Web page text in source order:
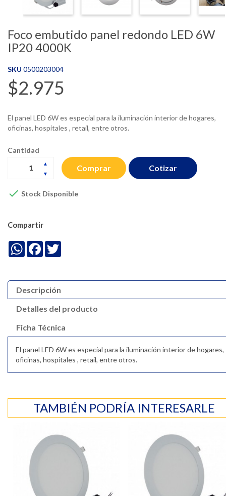
Foco embutido panel redondo LED 6W
IP20 4000K
SKU 0500203004
$2.975
El panel LED 6W es especial para la iluminación interior de hogares,
oficinas, hospitales , retail, entre otros.
Cantidad
Comprar
 Stock Disponible
Cotizar
Compartir
WhatsApp
Facebook
Descripción
Detalles del producto
Ficha Técnica
El panel LED 6W es especial para la iluminación interior de hogares,
oficinas, hospitales , retail, entre otros.
TAMBIÉN PODRÍA INTERESARLE